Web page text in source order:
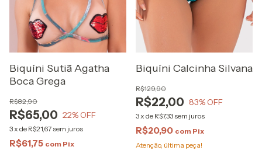
Biquíni Sutiã Agatha
Boca Grega
R$65,00
R$82,90
22% OFF
3 x de R$21,67 sem juros
R$61,75 com Pix
Biquíni Calcinha Silvana
R$22,00
R$129,90
83% OFF
3 x de R$7,33 sem juros
R$20,90 com Pix
Atenção, última peça!